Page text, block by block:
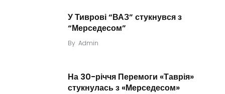
У Тиврові “ВАЗ” стукнувся з
“Мерседесом”
By Admin
На 30-річчя Перемоги «Таврія»
стукнулась з «Мерседесом»